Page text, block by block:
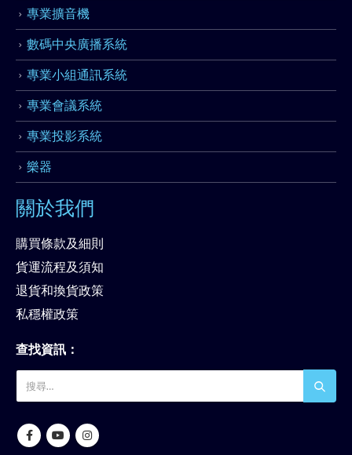
專業擴音機
數碼中央廣播系統
專業小組通訊系統
專業會議系統
專業投影系統
樂器
關於我們
購買條款及細則
貨運流程及須知
退貨和換貨政策
私穩權政策
查找資訊：